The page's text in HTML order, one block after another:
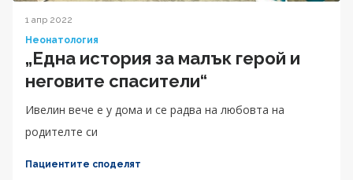
1 апр 2022
Неонатология
„Една история за малък герой и
неговите спасители“
Ивелин вече е у дома и се радва на любовта на
родителте си
Пациентите споделят